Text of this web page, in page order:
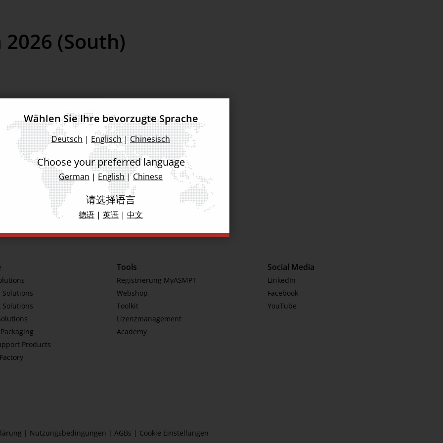
(South)
Zurück zur Event Liste
Solutions
Solutions
Products
Tools
Registrierung MyASMPT
Webshop
Toolkit
Lizenzmanagement
Academy
Social Media
LinkedIn
Facebook
YouTube
| Nutzungsbedingungen | AGBs | Cookie Einstellungen
Wählen Sie Ihre bevorzugte Sprache
Deutsch | Englisch|Chinesisch
Choose your preferred language
German | English|Chinese
请选择语言
德语 | 英语 | 中文